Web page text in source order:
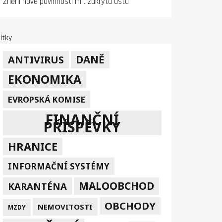
ANTIVIRUS DANĚ
EKONOMIKA
EVROPSKÁ KOMISE
FINANČNÍ
PŘÍSPĚVKY
HRANICE
INFORMAČNÍ SYSTÉMY
KARANTÉNA MALOOBCHOD
MZDY NEMOVITOSTI OBCHODY